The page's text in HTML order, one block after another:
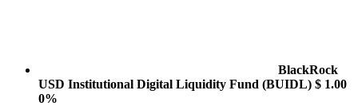
BlackRock
USD Institutional Digital Liquidity Fund (BUIDL) $ 1.00
0%